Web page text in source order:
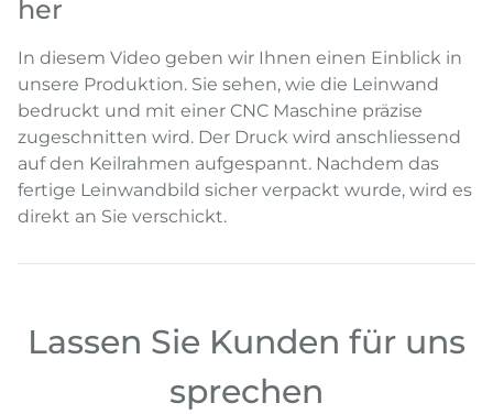
her
In diesem Video geben wir Ihnen einen Einblick in
unsere Produktion. Sie sehen, wie die Leinwand
bedruckt und mit einer CNC Maschine präzise
zugeschnitten wird. Der Druck wird anschliessend
auf den Keilrahmen aufgespannt. Nachdem das
fertige Leinwandbild sicher verpackt wurde, wird es
direkt an Sie verschickt.
Lassen Sie Kunden für uns
sprechen